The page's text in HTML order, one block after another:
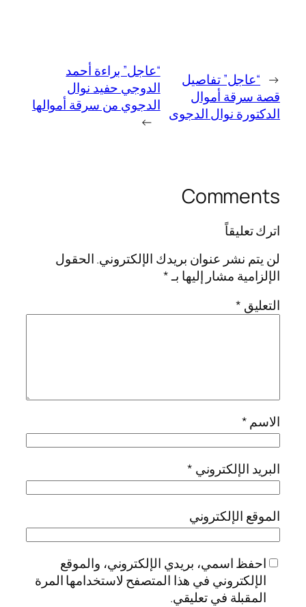
← “عاجل” تفاصيل
قصة سرقة أموال
الدكتورة نوال الدجوى
“عاجل” براءة أحمد
الدوجي حفيد نوال
الدجوي من سرقة أموالها
→
Comments
اترك تعليقاً
لن يتم نشر عنوان بريدك الإلكتروني.الحقول
الإلزامية مشار إليها بـ*
التعليق *
الاسم*
البريد الإلكتروني *
الموقع الإلكتروني
احفظ اسمي، بريدي الإلكتروني، والموقع
الإلكتروني في هذا المتصفح لاستخدامها المرة
المقبلة في تعليقي.